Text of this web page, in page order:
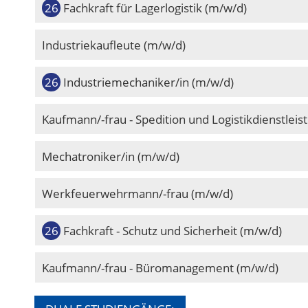
Fachkraft für Lagerlogistik (m/w/d)
Industriekaufleute (m/w/d)
Industriemechaniker/in (m/w/d)
Kaufmann/-frau - Spedition und Logistikdienstleistung (m/
Mechatroniker/in (m/w/d)
Werkfeuerwehrmann/-frau (m/w/d)
Fachkraft - Schutz und Sicherheit (m/w/d)
Kaufmann/-frau - Büromanagement (m/w/d)